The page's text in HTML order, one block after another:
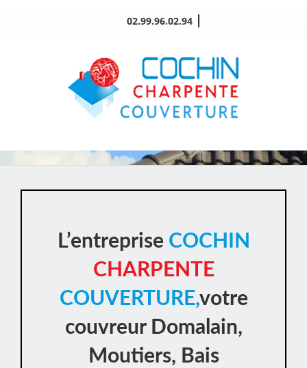
02.99.96.02.94
L’entreprise COCHIN
CHARPENTE
COUVERTURE,votre
couvreur Domalain,
Moutiers, Bais